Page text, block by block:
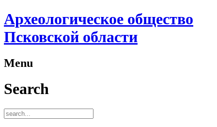
Археологическое общество
Псковской области
Menu
Search